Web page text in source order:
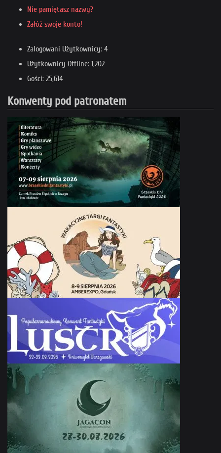
Nie pamiętasz nazwy?
Załóż swoje konto!
Zalogowani Użytkownicy: 4
Użytkownicy Offline: 1,202
Gości: 25,614
Konwenty pod patronatem